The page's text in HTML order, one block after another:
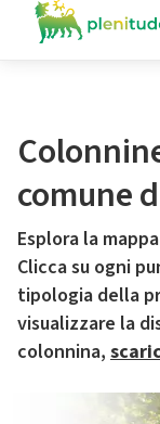
comune
Esplora la
Clicca su ogni
tipologia della
visualizzare la
colonnina,